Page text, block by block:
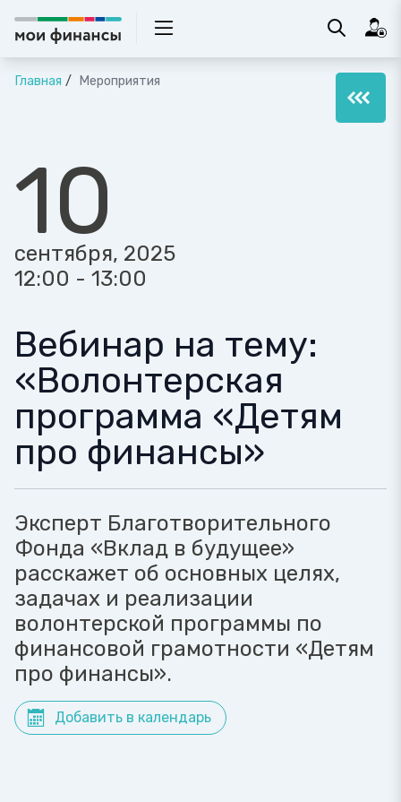
Главная Мероприятия
10
сентября, 2025
12:00 - 13:00
Вебинар на тему:
«Волонтерская
программа «Детям
про финансы»
Эксперт Благотворительного
Фонда «Вклад в будущее»
расскажет об основных целях,
задачах и реализации
волонтерской программы по
финансовой грамотности «Детям
про финансы».
Добавить в календарь